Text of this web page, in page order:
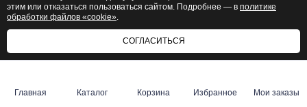
3 550 ₽
3 700 ₽
Купить в 1 клик
Главная Каталог Корзина Избранное Мои заказы
этим или отказаться пользоваться сайтом. Подробнее — в политике
обработки файлов «cookie».
СОГЛАСИТЬСЯ